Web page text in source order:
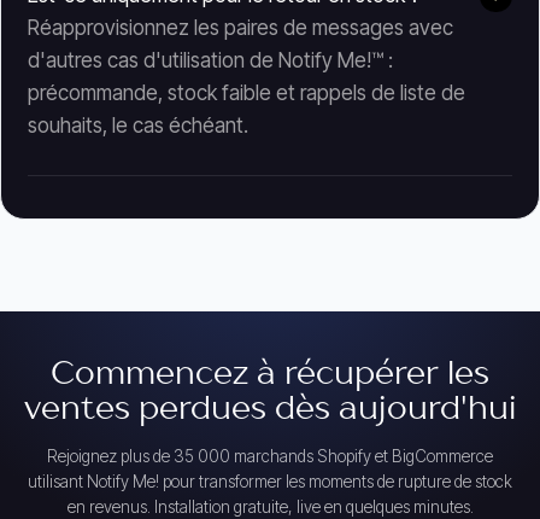
Réapprovisionnez les paires de messages avec
d'autres cas d'utilisation de Notify Me!™ :
précommande, stock faible et rappels de liste de
souhaits, le cas échéant.
Commencez à récupérer les
ventes perdues dès aujourd'hui
Rejoignez plus de 35 000 marchands Shopify et BigCommerce
utilisant Notify Me! pour transformer les moments de rupture de stock
en revenus. Installation gratuite, live en quelques minutes.